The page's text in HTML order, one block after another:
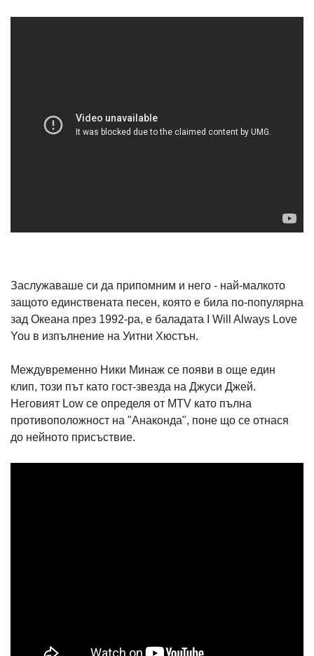
Заслужаваше си да припомним и него - най-малкото
защото единствената песен, която е била по-популярна
зад Океана през 1992-ра, е баладата I Will Always Love
You в изпълнение на Уитни Хюстън.
Междувременно Ники Минаж се появи в още един
клип, този път като гост-звезда на Джуси Джей.
Неговият Low се определя от MTV като пълна
противоположност на "Анаконда", поне що се отнася
до нейното присъствие.